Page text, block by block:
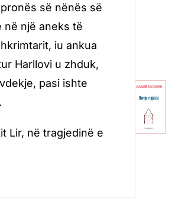
së nënës së
në një aneks të
iu ankua
Harllovi u zhduk,
pasi ishte
Lir, në tragjedinë e